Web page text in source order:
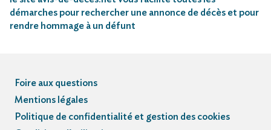
démarches pour rechercher une annonce de décès et pour
rendre hommage à un défunt
Foire aux questions
Mentions légales
Politique de confidentialité et gestion des cookies